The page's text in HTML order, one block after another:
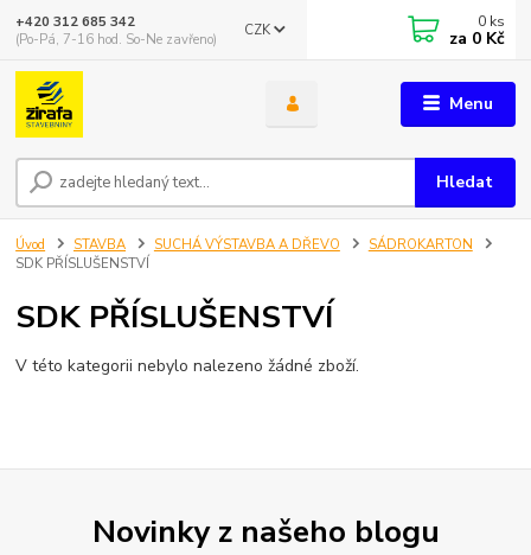
Menu
CZK
Hledat
+420 312 685 342
(Po-Pá, 7-16 hod. So-Ne zavřeno)
0 ks
za 0 Kč
Úvod STAVBA SUCHÁ VÝSTAVBA A DŘEVO
SÁDROKARTON
SDK PŘÍSLUŠENSTVÍ
SDK PŘÍSLUŠENSTVÍ
V této kategorii nebylo nalezeno žádné zboží.
Novinky z našeho blogu